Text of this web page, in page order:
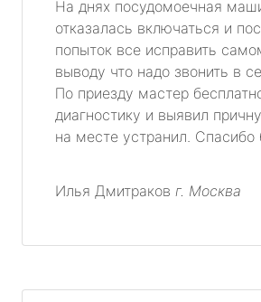
На днях посудомоечная
отказалась включаться и
попыток все исправить
выводу что надо звонить в
По приезду мастер
диагностику и выявил
на месте устранил. Спасибо
Илья Дмитраков г. Москва